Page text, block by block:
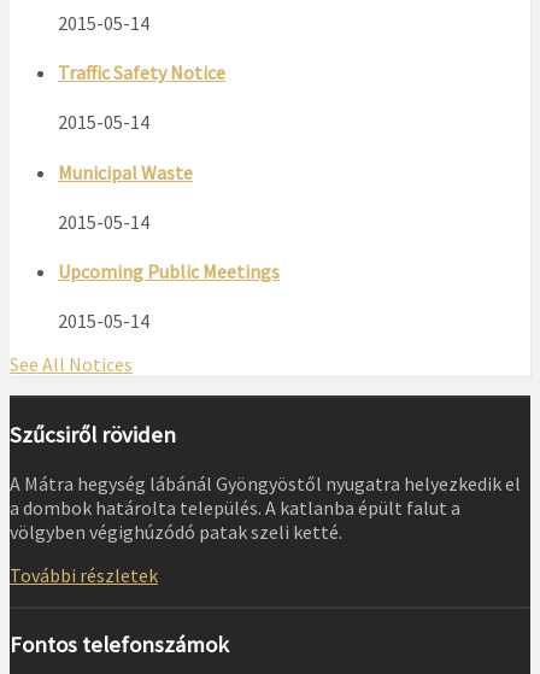
2015-05-14
Traffic Safety Notice
2015-05-14
Municipal Waste
2015-05-14
Upcoming Public Meetings
2015-05-14
See All Notices
Szűcsiről röviden
A Mátra hegység lábánál Gyöngyöstől nyugatra helyezkedik el
a dombok határolta település. A katlanba épült falut a
völgyben végighúzódó patak szeli ketté.
További részletek
Fontos telefonszámok